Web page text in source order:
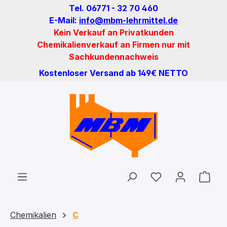
Zum Hauptinhalt springenTel. 06771 - 32 70 460
E-Mail: info@mbm-lehrmittel.de
Kein Verkauf an Privatkunden
Chemikalienverkauf an Firmen nur mit
Sachkundennachweis
Kostenloser Versand ab 149€ NETTO
Du hast 0
Chemikalien C